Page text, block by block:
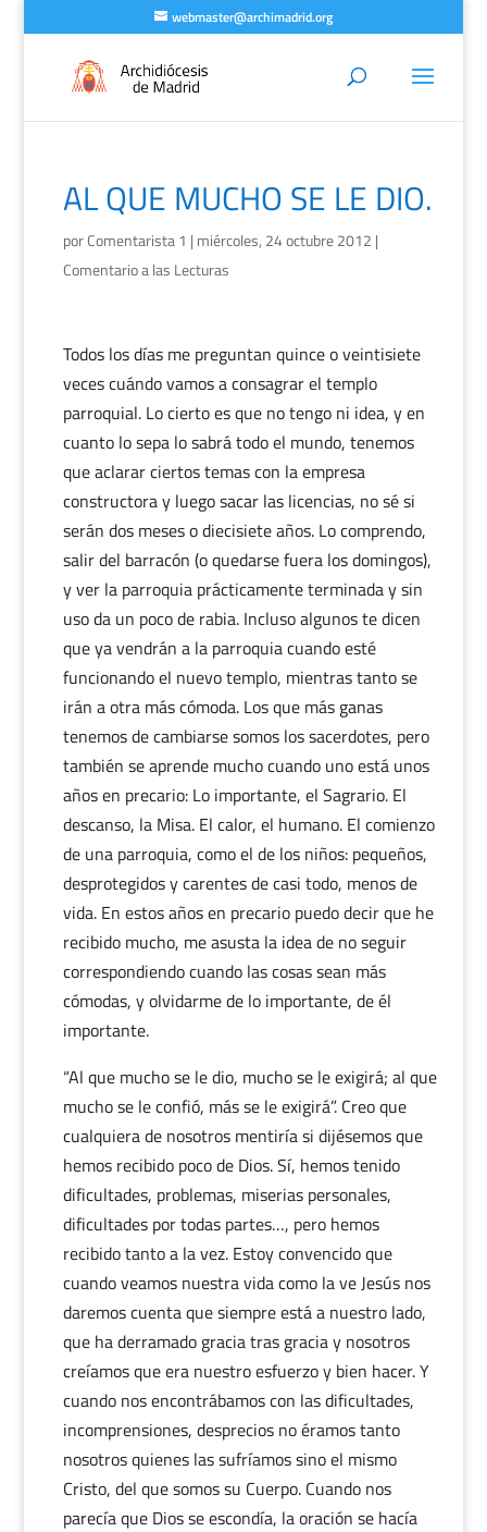
webmaster@archimadrid.org
AL QUE MUCHO SE LE DIO.
porComentarista 1 | miércoles, 24 octubre 2012 |
Comentario a las Lecturas
Todos los días me preguntan quince o veintisiete
veces cuándo vamos a consagrar el templo
parroquial. Lo cierto es que no tengo ni idea, y en
cuanto lo sepa lo sabrá todo el mundo, tenemos
que aclarar ciertos temas con la empresa
constructora y luego sacar las licencias, no sé si
serán dos meses o diecisiete años. Lo comprendo,
salir del barracón (o quedarse fuera los domingos),
y ver la parroquia prácticamente terminada y sin
uso da un poco de rabia. Incluso algunos te dicen
que ya vendrán a la parroquia cuando esté
funcionando el nuevo templo, mientras tanto se
irán a otra más cómoda. Los que más ganas
tenemos de cambiarse somos los sacerdotes, pero
también se aprende mucho cuando uno está unos
años en precario: Lo importante, el Sagrario. El
descanso, la Misa. El calor, el humano. El comienzo
de una parroquia, como el de los niños: pequeños,
desprotegidos y carentes de casi todo, menos de
vida. En estos años en precario puedo decir que he
recibido mucho, me asusta la idea de no seguir
correspondiendo cuando las cosas sean más
cómodas, y olvidarme de lo importante, de él
importante.
“Al que mucho se le dio, mucho se le exigirá; al que
mucho se le confió, más se le exigirá”. Creo que
cualquiera de nosotros mentiría si dijésemos que
hemos recibido poco de Dios. Sí, hemos tenido
dificultades, problemas, miserias personales,
dificultades por todas partes…, pero hemos
recibido tanto a la vez. Estoy convencido que
cuando veamos nuestra vida como la ve Jesús nos
daremos cuenta que siempre está a nuestro lado,
que ha derramado gracia tras gracia y nosotros
creíamos que era nuestro esfuerzo y bien hacer. Y
cuando nos encontrábamos con las dificultades,
incomprensiones, desprecios no éramos tanto
nosotros quienes las sufríamos sino el mismo
Cristo, del que somos su Cuerpo. Cuando nos
parecía que Dios se escondía, la oración se hacía